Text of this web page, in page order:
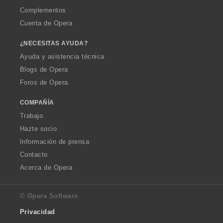
Complementos
Cuenta de Opera
¿NECESITAS AYUDA?
Ayuda y asistencia técnica
Blogs de Opera
Foros de Opera
COMPAÑÍA
Trabajo
Hazte socio
Información de prensa
Contacto
Acerca de Opera
© Opera Software
Privacidad